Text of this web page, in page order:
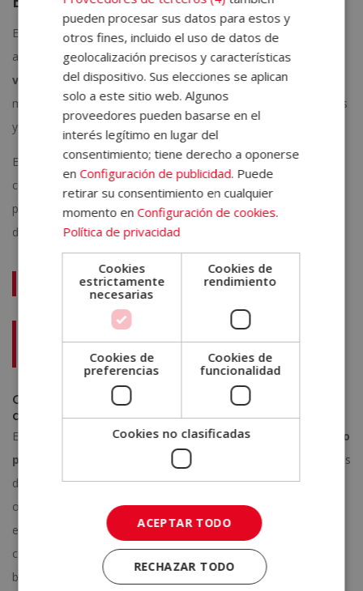
El estilo bohemio es el más libre de todos. Se define por la
acumulación detextiles de colores vibrantes, objetos de
viaje, plantas y piezas artesanalesde distintas partes del
mundo. No tiene reglas fijas: invita a mezclar patrones, texturas
y épocas sin miedo al exceso.
Es perfecto para personas creativas que quieren que su hogar
cuente su historia. El único riesgo es caer en el desorden visual,
por lo que conviene establecer una paleta de colores base que
dé coherencia al conjunto.
Te puede interesar:
Tipos de iluminación y su importancia en decoración de
Cómo elegir el estilo de decoración que mejor se
adapta a ti
El estilo de decoración no existe en el vacío. Está
condicionado
por la arquitectura y las características del espacio
. Antes
de decidir, analiza la superficie, la altura de los techos, la
orientación y la cantidad de luz natural disponible. Algunos
estilos, como el nórdico o el minimalista, funcionan muy bien
con limitaciones de espacio; otros, como el industrial o el
bohemio, necesitan amplitud y altura para desarrollarse
pueden procesar sus datos para estos y
otros fines, incluido el uso de datos de
geolocalización precisos y características
del dispositivo. Sus elecciones se aplican
solo a este sitio web. Algunos
proveedores pueden basarse en el
interés legítimo en lugar del
consentimiento; tiene derecho a oponerse
enConfiguración de publicidad. Puede
retirar su consentimiento en cualquier
momento enConfiguración de cookies.
Política de privacidad
Cookies
estrictamente
necesarias
Cookies de
rendimiento
Cookies de
preferencias
Cookies de
funcionalidad
Cookies no clasificadas
ACEPTAR TODO
RECHAZAR TODO